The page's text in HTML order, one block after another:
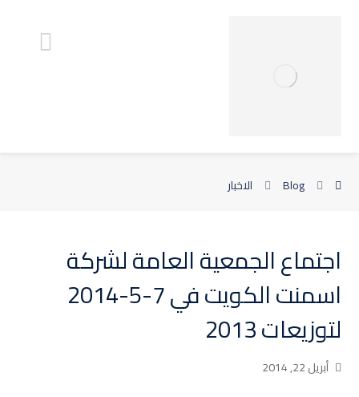
Blog الاخبار
اجتماع الجمعية العامة لشركة
اسمنت الكويت في 7-5-2014
لتوزيعات 2013
أبريل 22, 2014